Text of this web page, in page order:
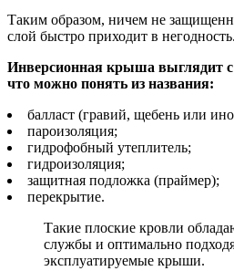
Таким образом, ничем не
слой быстро приходит в негодность.
Инверсионная крыша выглядит с
что можно понять из названия:
балласт (гравий, щебень или
пароизоляция;
гидрофобный утеплитель;
гидроизоляция;
защитная подложка (праймер);
перекрытие.
Такие плоские кровли
службы и оптимально
эксплуатируемые крыши.